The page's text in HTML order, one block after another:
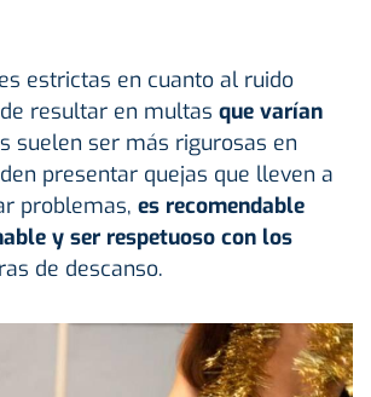
estrictas en cuanto al ruido
resultar en multas que varían
suelen ser más rigurosas en
presentar quejas que lleven a
problemas, es recomendable
y ser respetuoso con los
de descanso.